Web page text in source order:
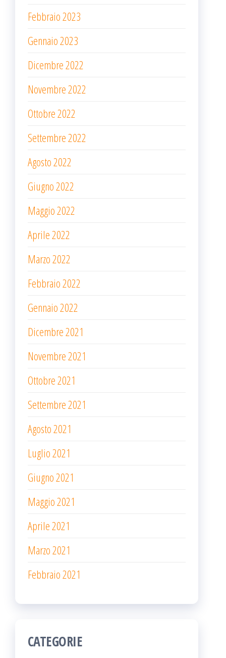
Febbraio 2023
Gennaio 2023
Dicembre 2022
Novembre 2022
Ottobre 2022
Settembre 2022
Agosto 2022
Giugno 2022
Maggio 2022
Aprile 2022
Marzo 2022
Febbraio 2022
Gennaio 2022
Dicembre 2021
Novembre 2021
Ottobre 2021
Settembre 2021
Agosto 2021
Luglio 2021
Giugno 2021
Maggio 2021
Aprile 2021
Marzo 2021
Febbraio 2021
CATEGORIE